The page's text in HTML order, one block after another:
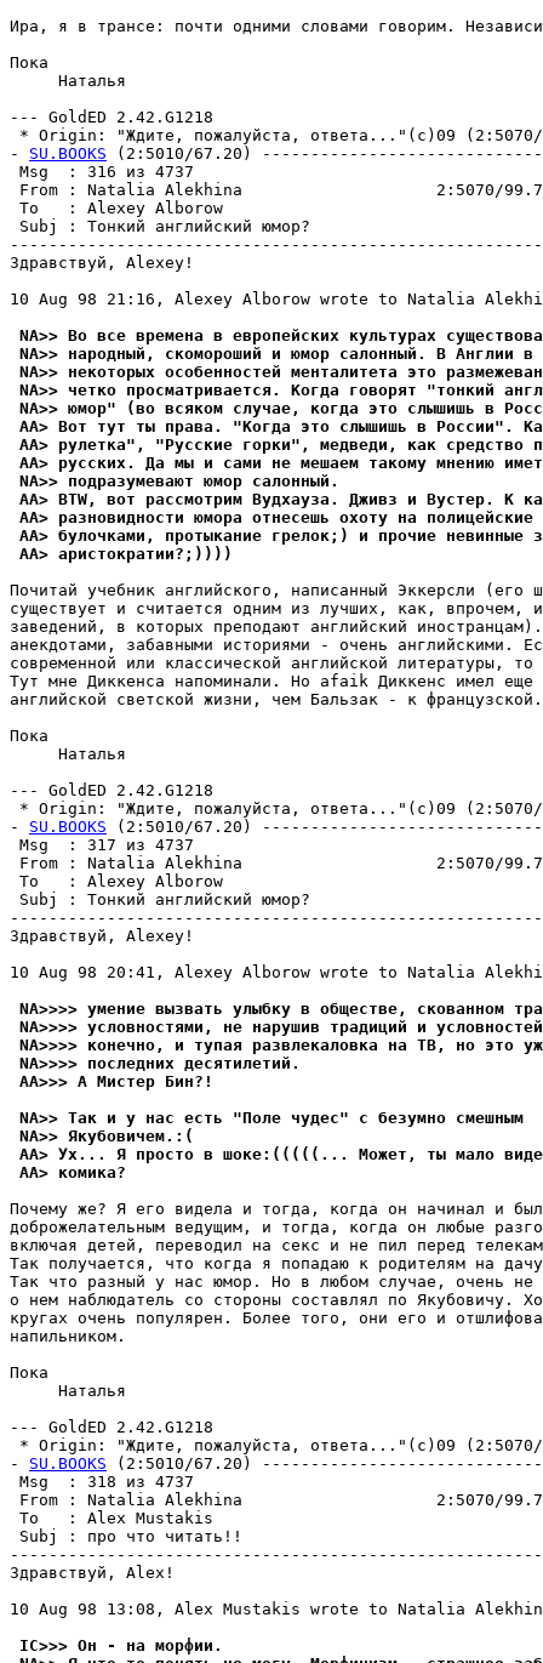
Ира, я в трансе: почти одними словами говорим.
Пока
     Hаталья
--- GoldED 2.42.G1218
* Origin: "Ждите, пожалуйста, ответа..."(с)09
- SU.BOOKS (2:5010/67.20)
Msg  : 316
From : Natalia Alekhina                    2:5070/99.7
To   : Alexey Alborow
Subj : Тонкий
Здравствуй, Alexey!
10 Aug 98 21:16, Alexey Alborow wrote to Natalia
NA>> Во все времена в европейских культурах
NA>> народный, скомороший и юмор салонный. В Англии в
NA>> некоторых особенностей менталитета это
NA>> четко просматривается. Когда говорят "тонкий
NA>> юмор" (во всяком случае, когда это слышишь в
AA> Вот тут ты права. "Когда это слышишь в России".
AA> рулетка", "Русские горки", медведи, как средство
AA> русских. Да мы и сами не мешаем такому мнению
NA>> подразумевают юмор салонный.
AA> BTW, вот рассмотрим Вудхауза. Дживз и Вустер. К
AA> разновидности юмора отнесешь охоту на
AA> булочками, протыкание грелок;) и прочие невинные
AA> аристократии?;))))
Почитай учебник английского, написанный Эккерсли
существует и считается одним из лучших, как, впрочем,
заведений, в которых преподают английский
анекдотами, забавными историями - очень английскими.
современной или классической английской литературы,
Тут мне Диккенса напоминали. Но afaik Диккенс имел еще
английской светской жизни, чем Бальзак - к французской.
Пока
     Hаталья
--- GoldED 2.42.G1218
* Origin: "Ждите, пожалуйста, ответа..."(с)09
- SU.BOOKS (2:5010/67.20)
Msg  : 317
From : Natalia Alekhina                    2:5070/99.7
To   : Alexey Alborow
Subj : Тонкий
Здравствуй, Alexey!
10 Aug 98 20:41, Alexey Alborow wrote to Natalia
NA>>>> умение вызвать улыбку в обществе, скованном
NA>>>> условностями, не нарушив традиций и
NA>>>> конечно, и тупая развлекаловка на ТВ, но это
NA>>>> последних десятилетий.
AA>>> А Мистер Бин?!
NA>> Так и у нас есть "Поле чудес" с безумно смешным
NA>> Якубовичем.:(
AA> Ух... Я просто в шоке:(((((... Может, ты мало
AA> комика?
Почему же? Я его видела и тогда, когда он начинал и
доброжелательным ведущим, и тогда, когда он любые
включая детей, переводил на секс и не пил перед
Так получается, что когда я попадаю к родителям на
Так что разный у нас юмор. Но в любом случае, очень не
о нем наблюдатель со стороны составлял по Якубовичу.
кругах очень популярен. Более того, они его и
напильником.
Пока
     Hаталья
--- GoldED 2.42.G1218
* Origin: "Ждите, пожалуйста, ответа..."(с)09
- SU.BOOKS (2:5010/67.20)
Msg  : 318
From : Natalia Alekhina                    2:5070/99.7
To   : Alex Mustakis
Subj : про что
Здравствуй, Alex!
10 Aug 98 13:08, Alex Mustakis wrote to Natalia
IC>>> Он - на морфии.